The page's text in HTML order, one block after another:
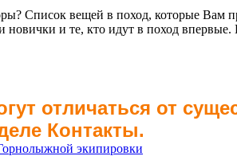
Список вещей в поход, которые Вам
новички и те, кто идут в поход
отличаться от
Контакты.
экипировки